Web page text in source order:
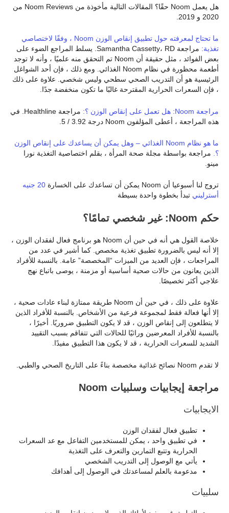
هل يعمل Noom حقًا؟ المقالات التالية مأخوذة من Noom Reviews من
2020 و 2019.
ما تحتاج لمعرفته حول تطبيق إنقاص الوزن Noom ، وفقًا لاختصاصي
تغذية:
مراجعة Samantha Cassetty، RD. يسلط المراجع الضوء على
بعض الفوائد ، مثل حقيقة أن Noom تم التحقق منه علميًا ، وأنه لا توجد
أطعمة محظورة في نظام Noom الغذائي. ومع ذلك ، فإن أحد الشواغل
الرئيسية هو أن التدريب الصحي سطحي وليس شخصي. علاوة على ذلك
، فإن السعرات الحرارية المقترحة غالبًا ما تكون منخفضة جدًا.
مراجعة Noom: هل تعمل على إنقاص الوزن ؟:
مراجعة Healthline. في
هذه المراجعة ، أعطى المؤلفون Noom درجة 3.92 / 5.
ما هو نظام Noom الغذائي – وهل يمكن أن يساعدك على إنقاص الوزن
؟.
مراجعة بواسطة مجلة صحة المرأة ، بقلم اختصاصية التغذية نورا
مينو.
تروج لنا أسبوعيا أن Noom يمكن أن تساعدك على الخسارة
20 جنيه
أسترليني تبدأ بخطوة واحدة بسيطة
حكم Noom: غير شخصي تمامًا؟
خلاصة القول هي أنه في حين أن Noom هو برنامج فعال لفقدان الوزن ،
إلا أنه ليس بالضرورة تطبيق تغذية مخصص. كما أشير في عدد من
المراجعات ، فإن العديد من الميزات “المخصصة” عامة. بالنسبة للأفراد
الذين يعانون من حالات صحية أساسية أو مزمنة ، يوصى باتباع نهج
علاجي أكثر تخصيصًا.
علاوة على ذلك ، في حين أن Noom طريقة ممتازة لبناء عادات صحية ،
إلا أنها فعالة فقط لمجموعة فرعية من الأشخاص. بالنسبة للأفراد الذين
لا يتطلعون إلى إنقاص الوزن ، قد لا يكون التطبيق ضروريًا. أخيرًا ،
بالنسبة للأفراد المعرضين وراثيًا للحالات التي تتفاقم بسبب التقييد
الشديد للسعرات الحرارية ، قد لا يكون هذا التطبيق مفيدًا.
لا تقدم Noom نصائح غذائية مخصصة بناءً على التاريخ الصحي والطبي.
مراجعة إيجابيات وسلبيات Noom
الايجابيات
تطبيق فعال لفقدان الوزن
في تطبيق واحد ، يمكن للمستخدمين التفاعل مع عد السعرات
الحرارية وتتبع التمارين والتعرف على التغذية
يأتي مع الوصول إلى التدريب الشخصي
مدعومة بالعلم لمساعدتك في الوصول إلى أهدافك
سلبيات